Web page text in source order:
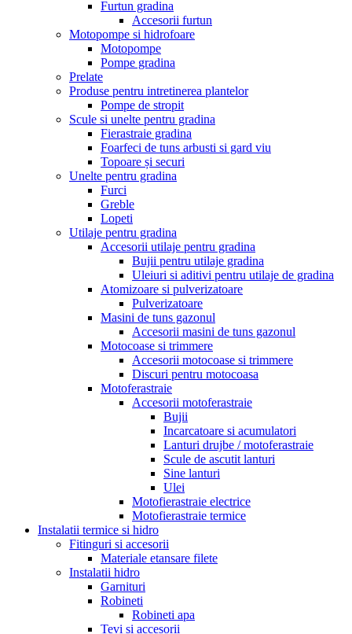
Furtun gradina
Accesorii furtun
Motopompe si hidrofoare
Motopompe
Pompe gradina
Prelate
Produse pentru intretinerea plantelor
Pompe de stropit
Scule si unelte pentru gradina
Fierastraie gradina
Foarfeci de tuns arbusti si gard viu
Topoare și securi
Unelte pentru gradina
Furci
Greble
Lopeti
Utilaje pentru gradina
Accesorii utilaje pentru gradina
Bujii pentru utilaje gradina
Uleiuri si aditivi pentru utilaje de gradina
Atomizoare si pulverizatoare
Pulverizatoare
Masini de tuns gazonul
Accesorii masini de tuns gazonul
Motocoase si trimmere
Accesorii motocoase si trimmere
Discuri pentru motocoasa
Motoferastraie
Accesorii motoferastraie
Bujii
Incarcatoare si acumulatori
Lanturi drujbe / motoferastraie
Scule de ascutit lanturi
Sine lanturi
Ulei
Motofierastraie electrice
Motofierastraie termice
Instalatii termice si hidro
Fitinguri si accesorii
Materiale etansare filete
Instalatii hidro
Garnituri
Robineti
Robineti apa
Tevi si accesorii